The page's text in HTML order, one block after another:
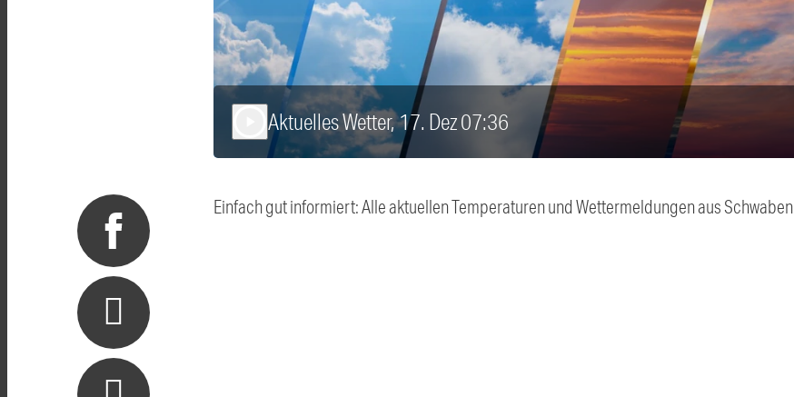
Aktuelles Wetter, 17. Dez 07:36
Einfach gut informiert: Alle aktuellen Temperaturen und Wettermeldungen aus Schwaben.